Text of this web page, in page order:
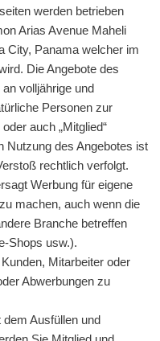
werden betrieben
Arias Avenue Maheli
City, Panama welcher im
Die Angebote des
volljährige und
Personen zur
auch „Mitglied“
Nutzung des Angebotes ist
rechtlich verfolgt.
Werbung für eigene
machen, auch wenn die
Branche betreffen
Shops usw.).
Mitarbeiter oder
Abwerbungen zu
Ausfüllen und